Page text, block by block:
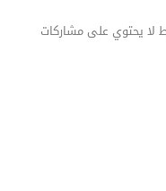
لا يحتوي على مشاركات